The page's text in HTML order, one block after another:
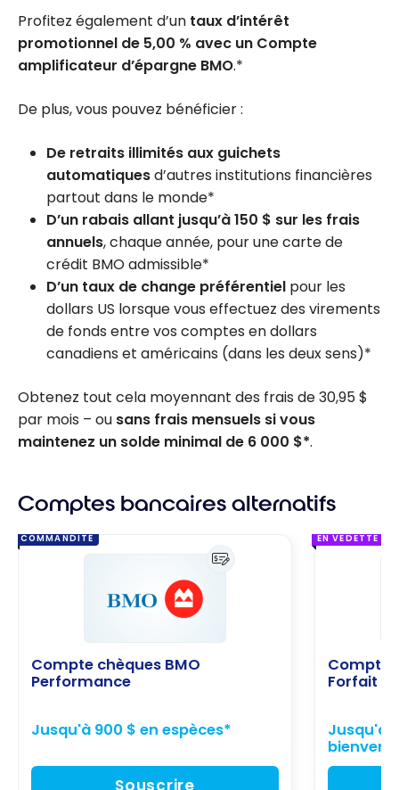
Profitez également d’un taux d’intérêt
promotionnel de 5,00 % avec un Compte
amplificateur d’épargne BMO.*
De plus, vous pouvez bénéficier :
De retraits illimités aux guichets
automatiquesd’autres institutions financières
partout dans le monde*
D’un rabais allant jusqu’à 150 $ sur les frais
annuels, chaque année, pour une carte de
crédit BMO admissible*
D’un taux de change préférentiel pour les
dollars US lorsque vous effectuez des virements
de fonds entre vos comptes en dollars
canadiens et américains (dans les deux sens)*
Obtenez tout cela moyennant des frais de30,95 $
par mois – ou sans frais mensuels si vous
maintenez un solde minimal de 6 000 $*.
Comptes bancaires alternatifs
COMMANDITÉ
Compte chèques BMO
Performance
Jusqu'à 900 $ en espèces*
Souscrire
EN VEDETTE
Compte
Forfait
Jusqu'à